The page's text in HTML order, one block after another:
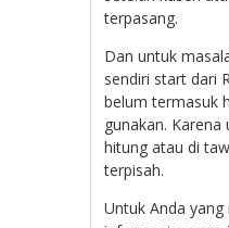
terpasang.
Dan untuk
sendiri start dari
belum termasuk
gunakan. Karena
hitung atau di
terpisah.
Untuk Anda